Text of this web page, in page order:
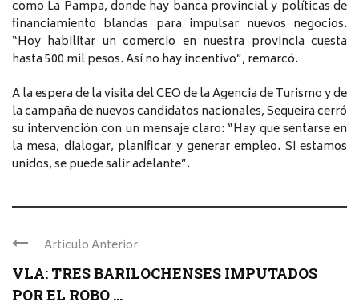
como La Pampa, donde hay banca provincial y políticas de
financiamiento blandas para impulsar nuevos negocios.
“Hoy habilitar un comercio en nuestra provincia cuesta
hasta 500 mil pesos. Así no hay incentivo”, remarcó.
A la espera de la visita del CEO de la Agencia de Turismo y de
la campaña de nuevos candidatos nacionales, Sequeira cerró
su intervención con un mensaje claro: “Hay que sentarse en
la mesa, dialogar, planificar y generar empleo. Si estamos
unidos, se puede salir adelante”.
Articulo Anterior
VLA: TRES BARILOCHENSES IMPUTADOS
POR EL ROBO ...